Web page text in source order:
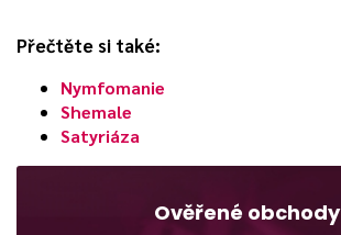
Přečtěte si také:
Nymfomanie
Shemale
Satyriáza
Ověřené obchody